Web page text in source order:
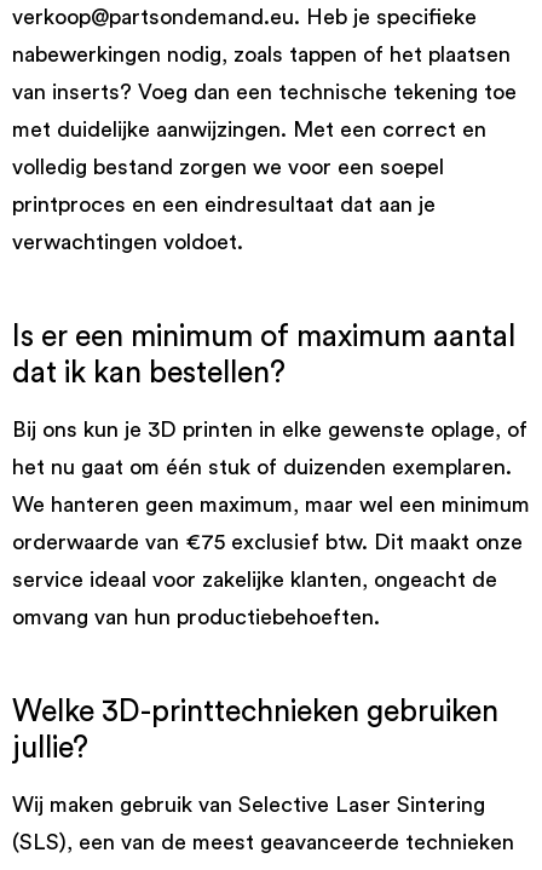
verkoop@partsondemand.eu. Heb je specifieke
nabewerkingen nodig, zoals tappen of het plaatsen
van inserts? Voeg dan een technische tekening toe
met duidelijke aanwijzingen. Met een correct en
volledig bestand zorgen we voor een soepel
printproces en een eindresultaat dat aan je
verwachtingen voldoet.
Is er een minimum of maximum aantal
dat ik kan bestellen?
Bij ons kun je 3D printen in elke gewenste oplage, of
het nu gaat om één stuk of duizenden exemplaren.
We hanteren geen maximum, maar wel een minimum
orderwaarde van €75 exclusief btw. Dit maakt onze
service ideaal voor zakelijke klanten, ongeacht de
omvang van hun productiebehoeften.
Welke 3D-printtechnieken gebruiken
jullie?
Wij maken gebruik van Selective Laser Sintering
(SLS), een van de meest geavanceerde technieken